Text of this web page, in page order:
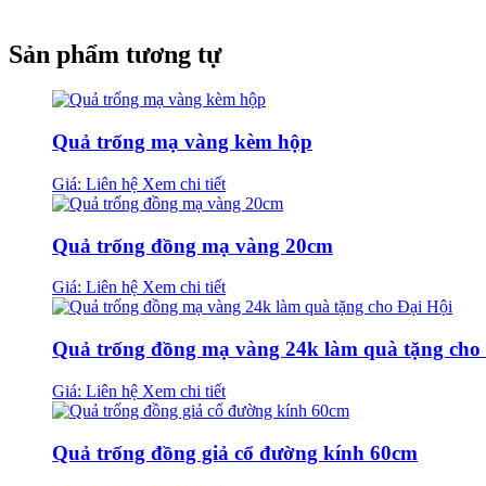
Sản phẩm tương tự
Quả trống mạ vàng kèm hộp
Giá: Liên hệ Xem chi tiết
Quả trống đồng mạ vàng 20cm
Giá: Liên hệ Xem chi tiết
Quả trống đồng mạ vàng 24k làm quà tặng
Giá: Liên hệ Xem chi tiết
Quả trống đồng giả cổ đường kính 60cm